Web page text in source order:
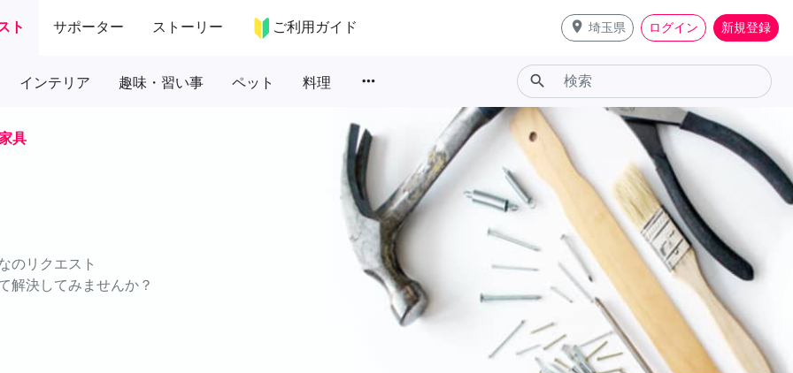
ト サポーター ストーリー ご利用ガイド place 埼玉県 ログイン 新規登録
インテリア 趣味・習い事 ペット 料理 more_horiz search
具
のリクエスト
解決してみませんか？